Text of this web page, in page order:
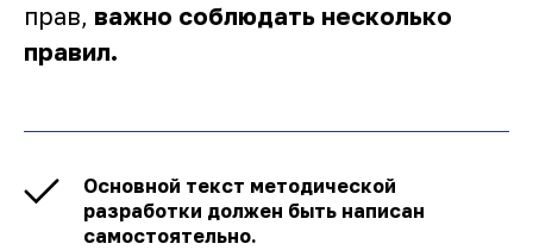
прав, важно соблюдать несколько
правил.
Основной текст методической
разработки должен быть написан
самостоятельно.